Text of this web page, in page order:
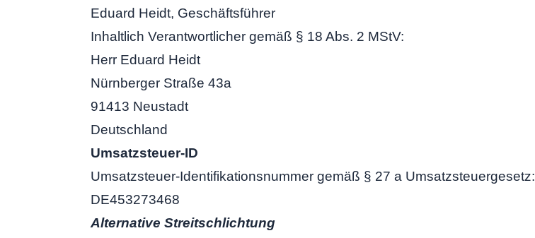
Eduard Heidt, Geschäftsführer
Inhaltlich Verantwortlicher gemäß § 18 Abs. 2 MStV:
Herr Eduard Heidt
Nürnberger Straße 43a
91413 Neustadt
Deutschland
Umsatzsteuer-ID
Umsatzsteuer-Identifikationsnummer gemäß § 27 a Umsatzsteuergesetz:
DE453273468
Alternative Streitschlichtung